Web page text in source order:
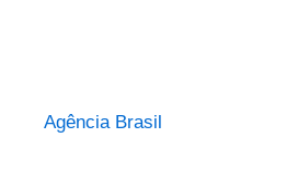
Agência Brasil